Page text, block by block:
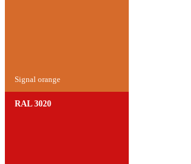
Signal orange
RAL 3020